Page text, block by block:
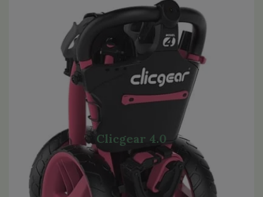
Clicgear 4.0